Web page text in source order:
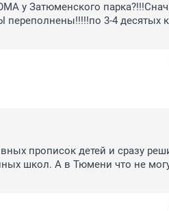
у Затюменского
3-4 десятых
прописок детей и сразу
школ. А в Тюмени что не